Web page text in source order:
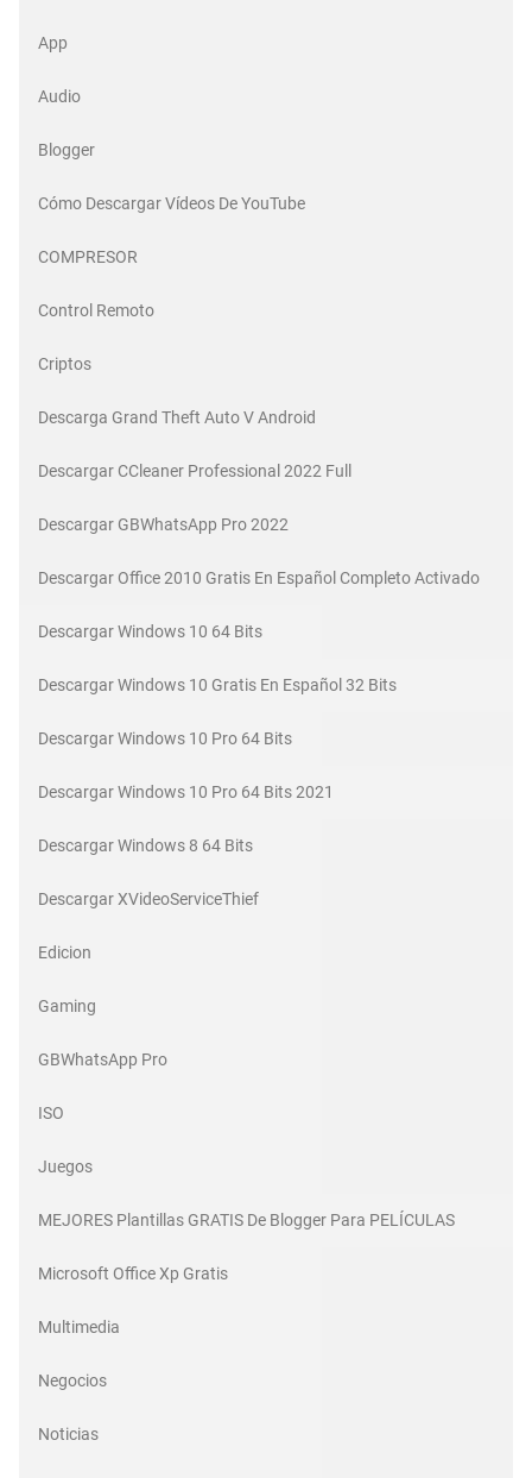
App
Audio
Blogger
Cómo Descargar Vídeos De YouTube
COMPRESOR
Control Remoto
Criptos
Descarga Grand Theft Auto V Android
Descargar CCleaner Professional 2022 Full
Descargar GBWhatsApp Pro 2022
Descargar Office 2010 Gratis En Español Completo Activado
Descargar Windows 10 64 Bits
Descargar Windows 10 Gratis En Español 32 Bits
Descargar Windows 10 Pro 64 Bits
Descargar Windows 10 Pro 64 Bits 2021
Descargar Windows 8 64 Bits
Descargar XVideoServiceThief
Edicion
Gaming
GBWhatsApp Pro
ISO
Juegos
MEJORES Plantillas GRATIS De Blogger Para PELÍCULAS
Microsoft Office Xp Gratis
Multimedia
Negocios
Noticias